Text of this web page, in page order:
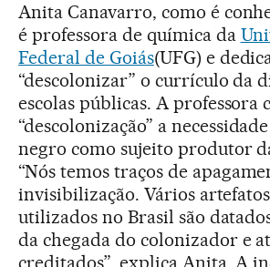
Anita Canavarro, como é
é professora de química da
Federal de Goiás(UFG) e
“descolonizar” o currículo da
escolas públicas. A professora
“descolonização” a
negro como sujeito produtor
“Nós temos traços de
invisibilização. Vários
utilizados no Brasil são
da chegada do colonizador e
creditados”, explica Anita. A